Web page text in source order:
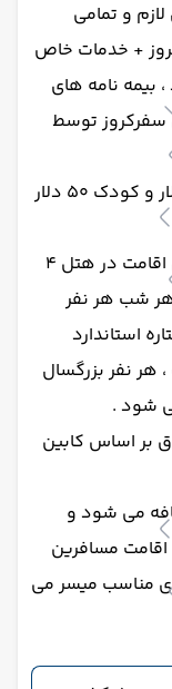
و تمامی
+ خدمات خاص
بیمه نامه های
سفرکروز توسط
هزینه خدمات UALL بابت بزرگسال 70 دلار و کودک 50 دلار
در صورت درخواتست مسافرین عزیز برای اقامت در هتل 4
هر شب هر نفر
70 دلار و بابت هتل 5 ستاره استاندارد
شب ، هر نفر بزرگسال
شود .
بر اساس کابین
می شود و
مسافرین
مناسب میسر می